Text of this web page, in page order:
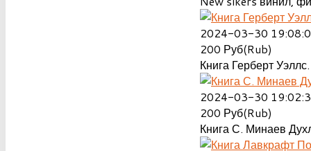
2024-03-30
200 Руб(Rub)
Книга Герберт
2024-03-30
200 Руб(Rub)
Книга С. Минаев